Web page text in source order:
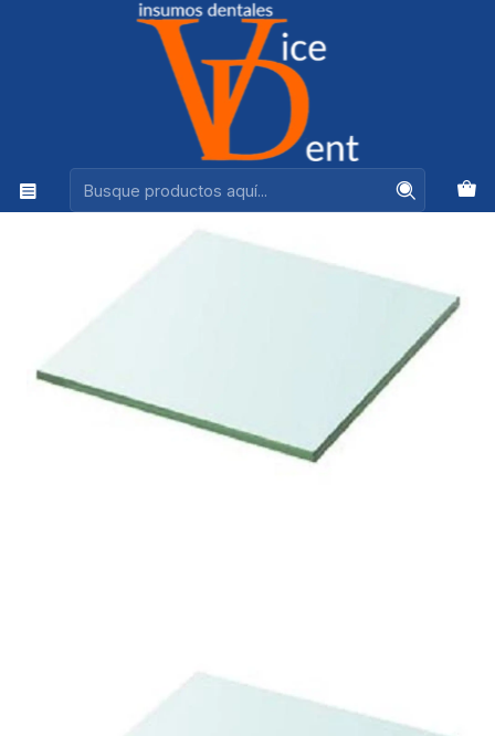
Ventas +56944575313
OPERATORIA Y ESTETICA
LOSETA DE VIDRIO 10X 10 CMS